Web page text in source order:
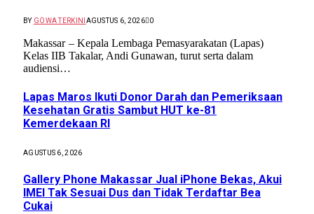
BY GOWA TERKINI AGUSTUS 6, 2026 0
Makassar – Kepala Lembaga Pemasyarakatan (Lapas)
Kelas IIB Takalar, Andi Gunawan, turut serta dalam
audiensi…
Lapas Maros Ikuti Donor Darah dan Pemeriksaan
Kesehatan Gratis Sambut HUT ke-81
Kemerdekaan RI
AGUSTUS 6, 2026
Gallery Phone Makassar Jual iPhone Bekas, Akui
IMEI Tak Sesuai Dus dan Tidak Terdaftar Bea
Cukai